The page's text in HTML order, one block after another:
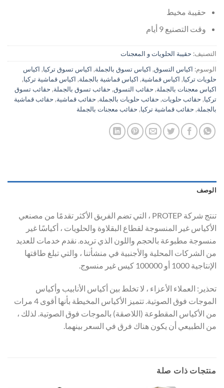
حقيبة مخيط
وقت التصنيع 9 أيام
التصنيف: حقيبة الحلويات و المعجنات
الوسوم: اكياس التسوق, اكياس تسوق بالجملة, اكياس تسوق تركيا, اكياس
حلويات تركيا, اكياس قماشية, اكياس قماشية بالجملة, اكياس قماشية تركيا,
اكياس معجنات بالجملة, حقائب التسوق, حقائب تسوق بالجملة, حقائب تسوق
تركيا, حقائب حلويات, حقائب حلويات بالجملة, حقائب قماشية, حقائب قماشية
بالجملة, حقائب قماشية تركيا, حقائب معجنات بالجملة
الوصف
تنتج شركة PROTEP ، التي تضم الفريق الأكثر تقدمًا من مصنعي
الأكياس غير المنسوجة لقطاع البقلاوة والحلويات ، أكياسًا غير
منسوجة مطبوعة بالحجم واللون الذي تريده. نقدم خدمات للعديد
من الشركات المحلية والأجنبية في منشأتنا ، والتي تبلغ طاقتها
الإنتاجية 1000 أو 100000 كيس غير منسوج.
تحذير: العملاء الأعزاء ، لا تخلط بين أكياس الأنابيب وأكياس
الموجات فوق الصوتية. تتميز الأكياس المخيطة بأنها أقوى 4 مرات
من الأكياس المقطوعة (اللاصقة) بالموجات فوق الصوتية. لذلك ،
من الطبيعي أن يكون هناك فرق في السعر بينهما.
منتجات ذات صلة